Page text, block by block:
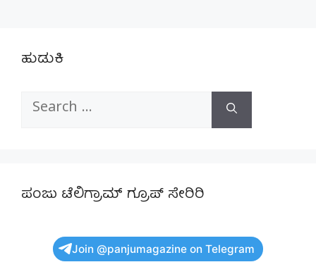
ಹುಡುಕಿ
Search
ಪಂಜು ಟೆಲಿಗ್ರಾಮ್ ಗ್ರೂಪ್ ಸೇರಿರಿ
Join @panjumagazine on Telegram